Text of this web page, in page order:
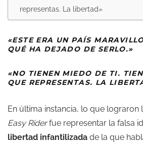
representas. La libertad»
«ESTE ERA UN PAÍS
QUÉ HA DEJADO DE SERLO.»
«NO TIENEN MIEDO DE TI.
QUE REPRESENTAS. LA
En última instancia, lo que lograron
Easy Riderfue representar la falsa
libertad infantilizada de la que